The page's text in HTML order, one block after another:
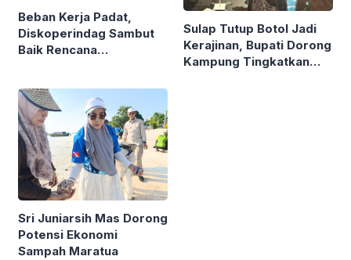
Beban Kerja Padat,
Diskoperindag Sambut
Baik Rencana
Sulap Tutup Botol Jadi
Kerajinan, Bupati Dorong
Kampung Tingkatkan
Sri Juniarsih Mas Dorong
Potensi Ekonomi
Sampah Maratua